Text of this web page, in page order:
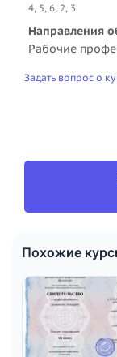
4, 5, 6, 2, 3
Направления
Рабочие
Задать вопрос о
Похожие